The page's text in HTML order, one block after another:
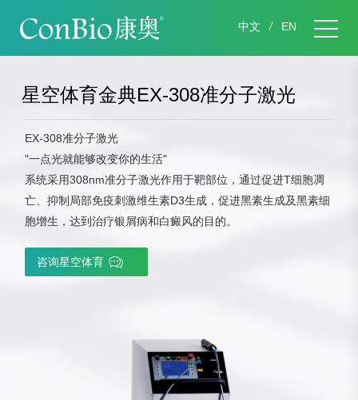
中文 EN
星空体育金典EX-308准分子激光
EX-308准分子激光
"一点光就能够改变你的生活"
系统采用308nm准分子激光作用于靶部位，通过促进T细胞凋
亡、抑制局部免疫刺激维生素D3生成，促进黑素生成及黑素细
胞增生，达到治疗银屑病和白癜风的目的。
咨询星空体育